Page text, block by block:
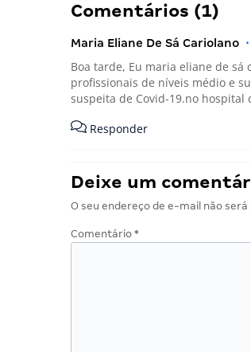
Comentários (1)
Maria Eliane De Sá Cariolano •
Boa tarde, Eu maria eliane de sá
profissionais de níveis médio e
suspeita de Covid-19.no hospital
Responder
Deixe um
O seu endereço de e-mail não será
Comentário *